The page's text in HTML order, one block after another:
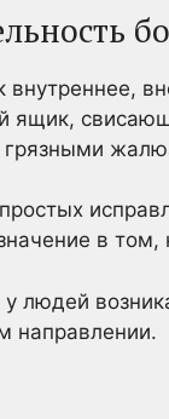
внутреннее,
ящик,
грязными
в
людей
направлении.